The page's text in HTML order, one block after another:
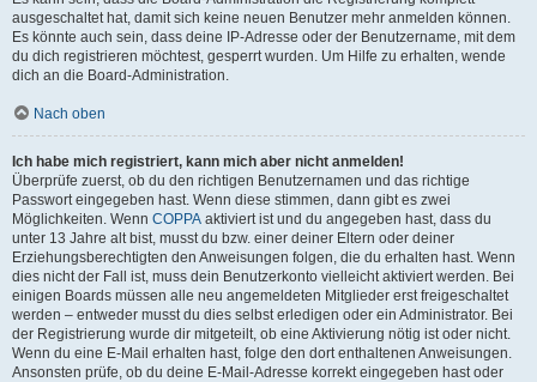
ausgeschaltet hat, damit sich keine neuen Benutzer mehr anmelden können.
Es könnte auch sein, dass deine IP-Adresse oder der Benutzername, mit dem
du dich registrieren möchtest, gesperrt wurden. Um Hilfe zu erhalten, wende
dich an die Board-Administration.
Nach oben
Ich habe mich registriert, kann mich aber nicht anmelden!
Überprüfe zuerst, ob du den richtigen Benutzernamen und das richtige
Passwort eingegeben hast. Wenn diese stimmen, dann gibt es zwei
Möglichkeiten. Wenn COPPA aktiviert ist und du angegeben hast, dass du
unter 13 Jahre alt bist, musst du bzw. einer deiner Eltern oder deiner
Erziehungsberechtigten den Anweisungen folgen, die du erhalten hast. Wenn
dies nicht der Fall ist, muss dein Benutzerkonto vielleicht aktiviert werden. Bei
einigen Boards müssen alle neu angemeldeten Mitglieder erst freigeschaltet
werden – entweder musst du dies selbst erledigen oder ein Administrator. Bei
der Registrierung wurde dir mitgeteilt, ob eine Aktivierung nötig ist oder nicht.
Wenn du eine E-Mail erhalten hast, folge den dort enthaltenen Anweisungen.
Ansonsten prüfe, ob du deine E-Mail-Adresse korrekt eingegeben hast oder